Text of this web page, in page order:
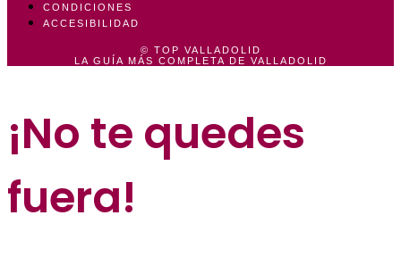
CONDICIONES
ACCESIBILIDAD
© TOP VALLADOLID
LA GUÍA MÁS COMPLETA DE VALLADOLID
¡No te quedes
fuera!